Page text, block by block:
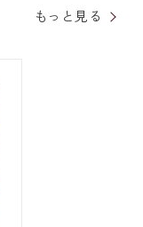
もっと見る